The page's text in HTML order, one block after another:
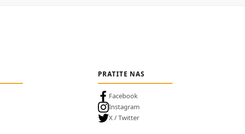
PRATITE NAS
Facebook
Instagram
X / Twitter